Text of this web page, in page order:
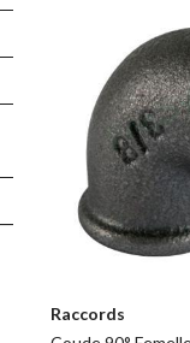
carbone dans la
Par exemple :La
une déformation
Désignation
GJMW/400-
Raccords